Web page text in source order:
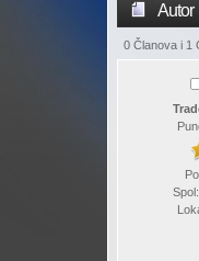
Autor
0 Članova i 1
Spol: